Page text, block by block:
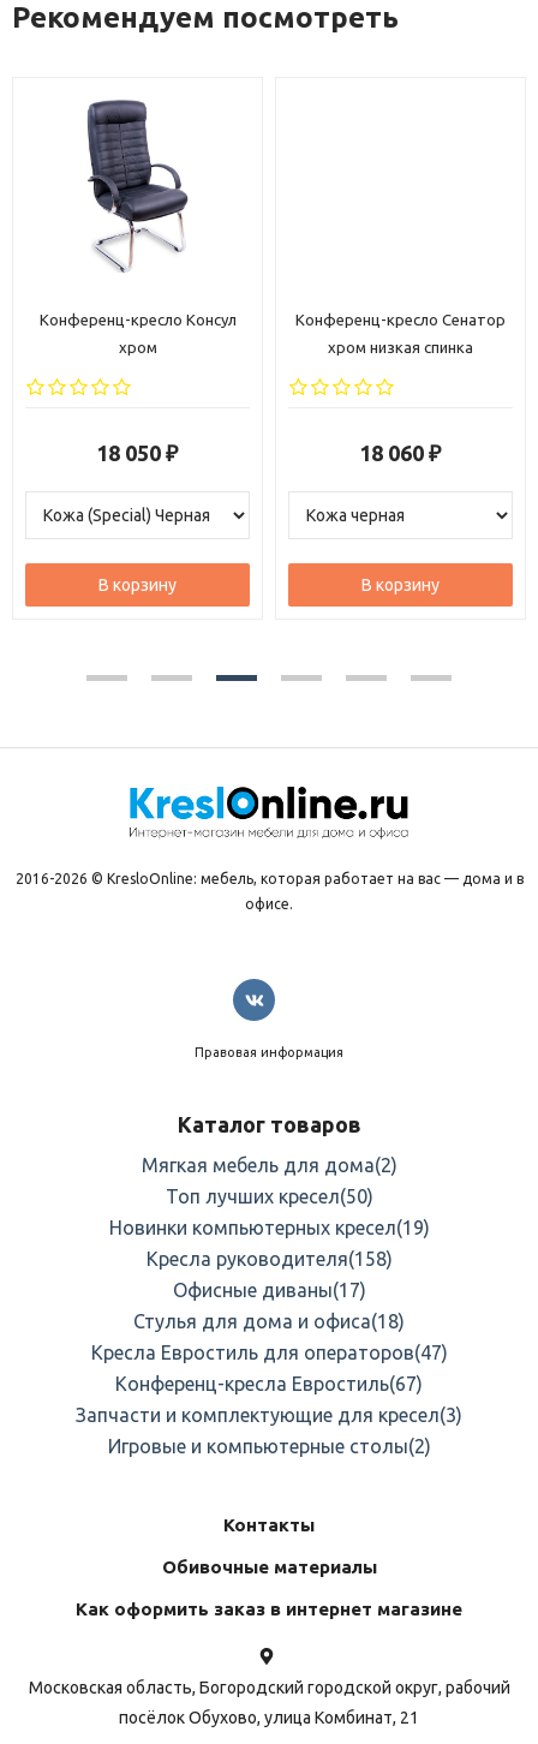
Рекомендуем посмотреть
Конференц-кресло Консул
хром
18 050 ₽
В корзину
Конференц-кресло Сенатор
хром низкая спинка
18 060 ₽
В корзину
2016-2026 © KresloOnline: мебель, которая работает на вас — дома и в
офисе.
Правовая информация
Каталог товаров
Мягкая мебель для дома(2)
Топ лучших кресел(50)
Новинки компьютерных кресел(19)
Кресла руководителя(158)
Офисные диваны(17)
Стулья для дома и офиса(18)
Кресла Евростиль для операторов(47)
Конференц-кресла Евростиль(67)
Запчасти и комплектующие для кресел(3)
Игровые и компьютерные столы(2)
Контакты
Обивочные материалы
Как оформить заказ в интернет магазине
Московская область, Богородский городской округ, рабочий
посёлок Обухово, улица Комбинат, 21